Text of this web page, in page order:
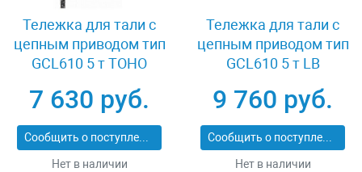
Тележка для тали с
цепным приводом тип
GCL610 5 т TOHO
7 630 руб.
Сообщить о поступлении
Нет в наличии
Тележка для тали с
цепным приводом тип
GCL610 5 т LB
9 760 руб.
Сообщить о поступлении
Нет в наличии